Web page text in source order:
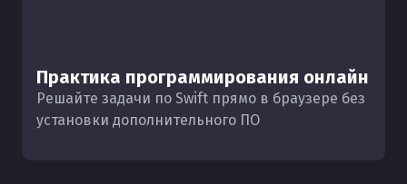
Практика программирования онлайн
Решайте задачи по Swift прямо в браузере без
установки дополнительного ПО